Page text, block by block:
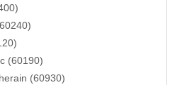
(60190)
(60930)